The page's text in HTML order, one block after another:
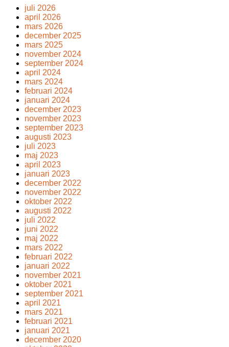
juli 2026
april 2026
mars 2026
december 2025
mars 2025
november 2024
september 2024
april 2024
mars 2024
februari 2024
januari 2024
december 2023
november 2023
september 2023
augusti 2023
juli 2023
maj 2023
april 2023
januari 2023
december 2022
november 2022
oktober 2022
augusti 2022
juli 2022
juni 2022
maj 2022
mars 2022
februari 2022
januari 2022
november 2021
oktober 2021
september 2021
april 2021
mars 2021
februari 2021
januari 2021
december 2020